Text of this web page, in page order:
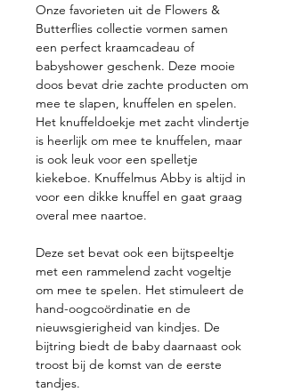
Onze favorieten uit de Flowers &
Butterflies collectie vormen samen
een perfect kraamcadeau of
babyshower geschenk. Deze mooie
doos bevat drie zachte producten om
mee te slapen, knuffelen en spelen.
Het knuffeldoekje met zacht vlindertje
is heerlijk om mee te knuffelen, maar
is ook leuk voor een spelletje
kiekeboe. Knuffelmus Abby is altijd in
voor een dikke knuffel en gaat graag
overal mee naartoe.
Deze set bevat ook een bijtspeeltje
met een rammelend zacht vogeltje
om mee te spelen. Het stimuleert de
hand-oogcoördinatie en de
nieuwsgierigheid van kindjes. De
bijtring biedt de baby daarnaast ook
troost bij de komst van de eerste
tandjes.